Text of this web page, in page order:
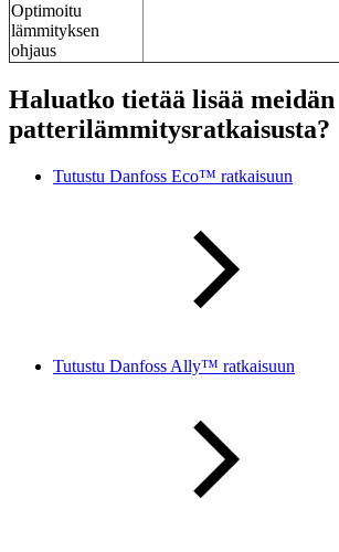
Optimoitu
lämmityksen
ohjaus
Haluatko tietää lisää meidän
patterilämmitysratkaisusta?
Tutustu Danfoss Eco™ ratkaisuun
Tutustu Danfoss Ally™ ratkaisuun